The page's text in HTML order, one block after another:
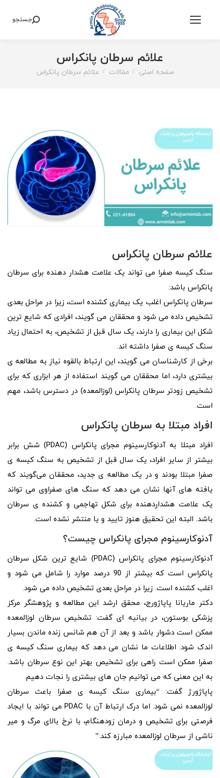
Search:
جستجو
علائم سرطان پانکراس
You are here:
صفحه اصلی مقالات علائم سرطان پانکراس
علائم سرطان پانکراس
سنگ کیسه صفرا می تواند یک علامت هشدار دهنده برای سرطان
پانکراس باشد:
سرطان پانکراس اغلب یک بیماری کشنده است، زیرا در مراحل بعدی
تشخیص داده می شود و محققان می گویند، افرادی که شایع ترین
شکل این بیماری را دارند، یک سال قبل از تشخیص، به احتمال زیاد
سنگ کیسه ی صفرا داشته اند.
برخی از کارشناسان می گویند، این ارتباط بالقوه نیاز به مطالعه ی
بیشتری دارد، اما محققان می گویند استفاده از هر ابزاری که برای
تشخیص زودتر سرطان پانکراس (لوزالمعده) در دسترس باشد، مهم
است.
افراد مبتلا به سرطان پانکراس
افراد مبتلا به آدنوکارسینوم مجرای پانکراس (PDAC) شش برابر
بیشتر از سایر افراد، یک سال قبل از تشخیص به سنگ کیسه ی
صفرا مبتلا بودند و در یک مطالعه ی جدید، محققان می‌گویند که
یافته‌ های آنها نشان می‌ دهد که سنگ‌ های صفراوی می‌ تواند
یک علامت هشداردهنده برای شکل تهاجمی و کشنده ی سرطان
باشد. البته این تحقیق هنوز تایید و یا منتشر نشده است.
آدنوکارسینوم مجرای پانکراس چیست؟
آدنوکارسینوم مجرای پانکراس (PDAC) شایع ترین شکل سرطان
پانکراس است که بیشتر از 90 درصد موارد را شامل می شود و
اغلب کشنده است. زیرا در مراحل بعدی تشخیص داده می شود.
دکتر ماریانا پاپاژورج، محقق ارشد این مطالعه و پژوهشگر مرکز
پزشکی بوستون، در بیانیه‌ ای گفت: تشخیص سرطان لوزالمعده
ممکن است دشوار باشد و بعد از آن هم شانس زنده ماندن بسیار
اندک شود. اطلاعات ما نشان می‌ دهد که بیماری سنگ کیسه ی
صفرا ممکن است راهی برای تشخیص بهتر این نوع سرطان باشد.
به این معنی که می‌ توانیم جان‌ های بیشتری را نجات دهیم.
پاپاژورژ گفت: “بیماری سنگ کیسه ی صفرا باعث سرطان
لوزالمعده نمی شود. اما درک ارتباط آن با PDAC می تواند با ایجاد
فرصتی برای تشخیص و درمان زودهنگام، با نرخ بالای مرگ و میر
ناشی از سرطان لوزالمعده مبارزه کند.”